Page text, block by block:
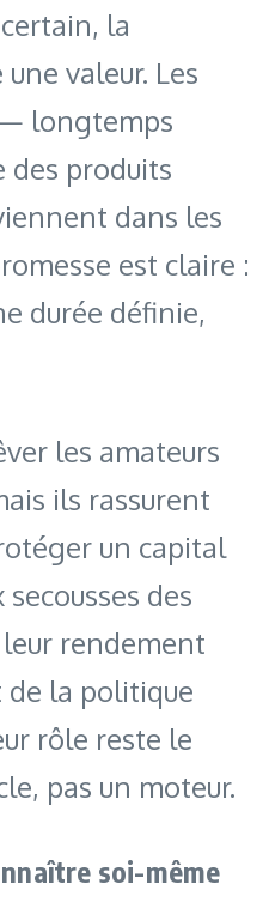
la
valeur. Les
longtemps
des produits
dans les
est claire :
durée définie,
les amateurs
ils rassurent
un capital
secousses des
leur rendement
la politique
rôle reste le
pas un moteur.
soi-même